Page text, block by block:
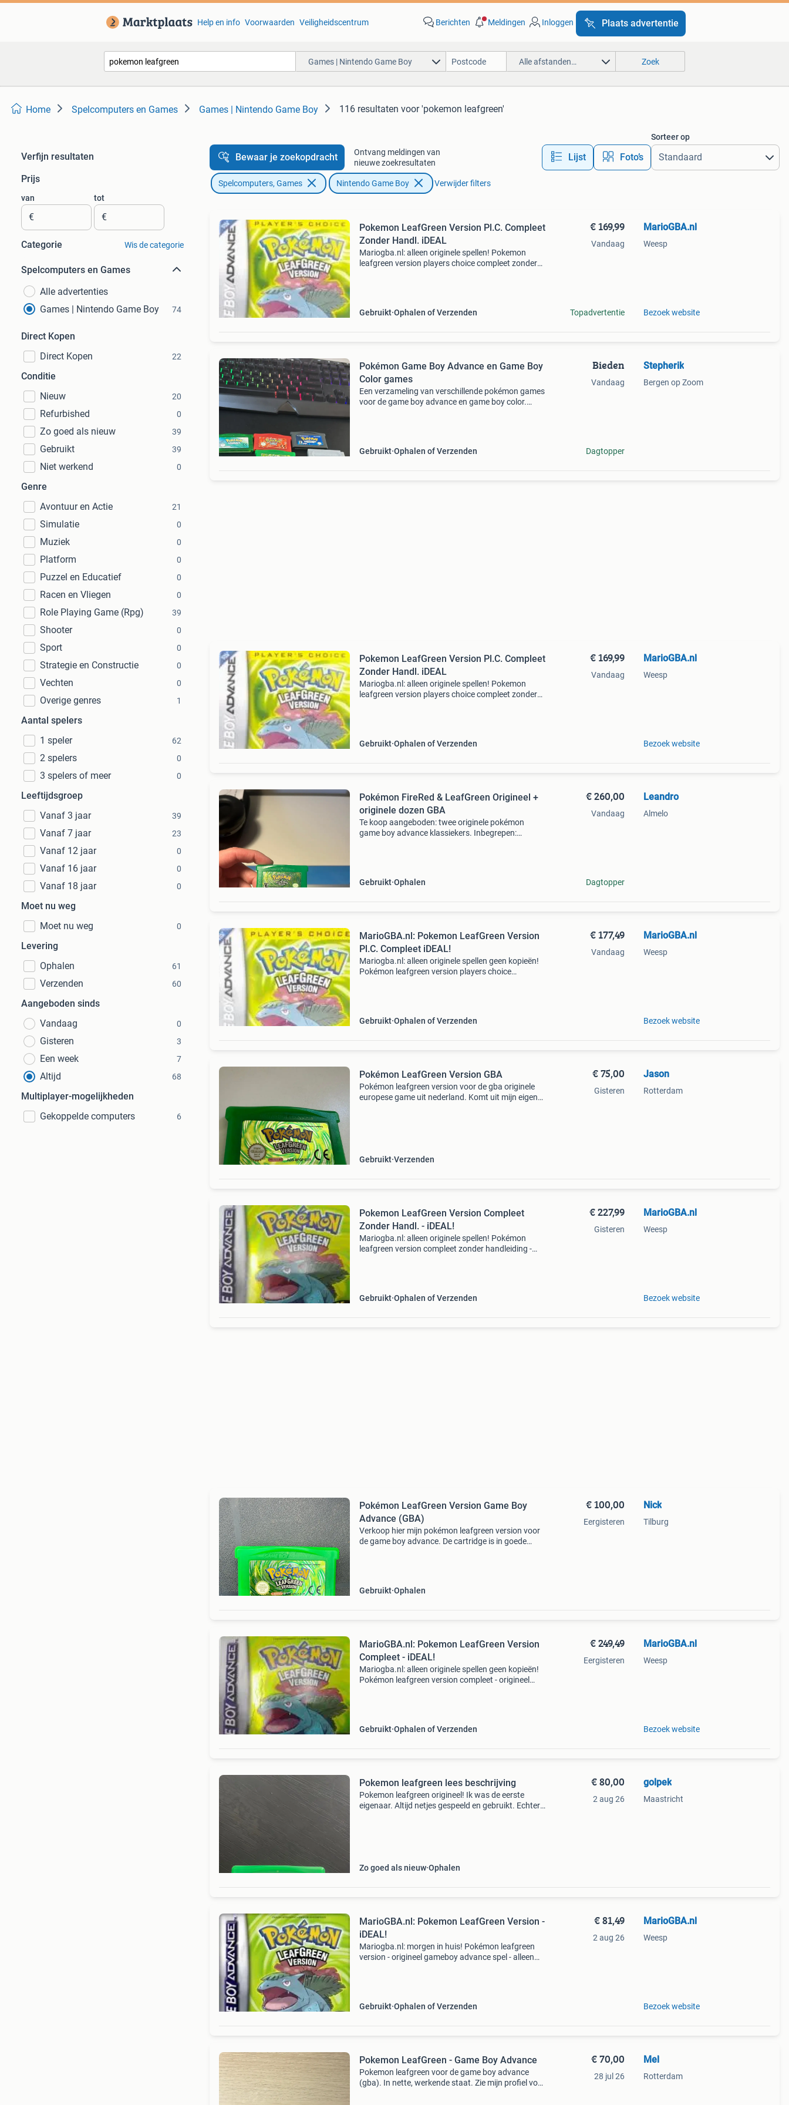
Help en info Voorwaarden Veiligheidscentrum Berichten Meldingen Inloggen Plaats advertentie
Games | Nintendo Game Boy Alle afstanden… Zoek
Home Spelcomputers en Games Games | Nintendo Game Boy 116 resultaten voor 'pokemon leafgreen'
Verfijn resultaten
Prijs
van
€
tot
€
Categorie Wis de categorie
Spelcomputers en Games
Alle advertenties
Games | Nintendo Game Boy
74
Direct Kopen
Direct Kopen
22
Conditie
Nieuw
20
Refurbished 0
Zo goed als nieuw 39
Gebruikt 39
Niet werkend 0
Genre
Avontuur en Actie
21
Simulatie 0
Muziek 0
Platform 0
Puzzel en Educatief 0
Racen en Vliegen 0
Role Playing Game (Rpg) 39
Shooter 0
Sport 0
Strategie en Constructie 0
Vechten 0
Overige genres 1
Aantal spelers
1 speler
62
2 spelers 0
3 spelers of meer 0
Leeftijdsgroep
Vanaf 3 jaar
39
Vanaf 7 jaar 23
Vanaf 12 jaar 0
Vanaf 16 jaar 0
Vanaf 18 jaar 0
Moet nu weg
Moet nu weg
0
Levering
Ophalen
61
Verzenden 60
Aangeboden sinds
Vandaag
0
Gisteren 3
Een week 7
Altijd 68
Multiplayer-mogelijkheden
Gekoppelde computers
6
Bewaar je zoekopdracht
Ontvang meldingen van
nieuwe zoekresultaten
Lijst Foto’s
Sorteer op
Spelcomputers, Games Nintendo Game Boy Verwijder filters
Pokemon LeafGreen Version Pl.C. Compleet
Zonder Handl. iDEAL
Mariogba.nl: alleen originele spellen! Pokemon
leafgreen version players choice compleet zonder
Gebruikt Ophalen of Verzenden
€ 169,99
Vandaag
Topadvertentie
MarioGBA.nl
Weesp
Bezoek website
Pokémon Game Boy Advance en Game Boy
Color games
Een verzameling van verschillende pokémon games
voor de game boy advance en game boy color.
Gebruikt Ophalen of Verzenden
Bieden
Vandaag
Dagtopper
Stepherik
Bergen op Zoom
Pokemon LeafGreen Version Pl.C. Compleet
Zonder Handl. iDEAL
Mariogba.nl: alleen originele spellen! Pokemon
leafgreen version players choice compleet zonder
Gebruikt Ophalen of Verzenden
€ 169,99
Vandaag
MarioGBA.nl
Weesp
Bezoek website
Pokémon FireRed & LeafGreen Origineel +
originele dozen GBA
Te koop aangeboden: twee originele pokémon
game boy advance klassiekers. Inbegrepen:
Gebruikt Ophalen
€ 260,00
Vandaag
Dagtopper
Leandro
Almelo
MarioGBA.nl: Pokemon LeafGreen Version
Pl.C. Compleet iDEAL!
Mariogba.nl: alleen originele spellen geen kopieën!
Pokémon leafgreen version players choice
Gebruikt Ophalen of Verzenden
€ 177,49
Vandaag
MarioGBA.nl
Weesp
Bezoek website
Pokémon LeafGreen Version GBA
Pokémon leafgreen version voor de gba originele
europese game uit nederland. Komt uit mijn eigen
Gebruikt Verzenden
€ 75,00
Gisteren
Jason
Rotterdam
Pokemon LeafGreen Version Compleet
Zonder Handl. - iDEAL!
Mariogba.nl: alleen originele spellen! Pokémon
leafgreen version compleet zonder handleiding -
Gebruikt Ophalen of Verzenden
€ 227,99
Gisteren
MarioGBA.nl
Weesp
Bezoek website
Pokémon LeafGreen Version Game Boy
Advance (GBA)
Verkoop hier mijn pokémon leafgreen version voor
de game boy advance. De cartridge is in goede
Gebruikt Ophalen
€ 100,00
Eergisteren
Nick
Tilburg
MarioGBA.nl: Pokemon LeafGreen Version
Compleet - iDEAL!
Mariogba.nl: alleen originele spellen geen kopieën!
Pokémon leafgreen version compleet - origineel
Gebruikt Ophalen of Verzenden
€ 249,49
Eergisteren
MarioGBA.nl
Weesp
Bezoek website
Pokemon leafgreen lees beschrijving
Pokemon leafgreen origineel! Ik was de eerste
eigenaar. Altijd netjes gespeeld en gebruikt. Echter
Zo goed als nieuw Ophalen
€ 80,00
2 aug 26
golpek
Maastricht
MarioGBA.nl: Pokemon LeafGreen Version -
iDEAL!
Mariogba.nl: morgen in huis! Pokémon leafgreen
version - origineel gameboy advance spel - alleen
Gebruikt Ophalen of Verzenden
€ 81,49
2 aug 26
MarioGBA.nl
Weesp
Bezoek website
Pokemon LeafGreen - Game Boy Advance
Pokemon leafgreen voor de game boy advance
(gba). In nette, werkende staat. Zie mijn profiel voor
€ 70,00
28 jul 26
Mel
Rotterdam